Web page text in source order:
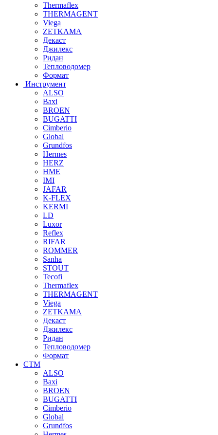
Thermaflex
THERMAGENT
Viega
ZETKAMA
Декаст
Джилекс
Ридан
Тепловодомер
Формат
Инструмент
ALSO
Baxi
BROEN
BUGATTI
Cimberio
Global
Grundfos
Hermes
HERZ
HME
IMI
JAFAR
K-FLEX
KERMI
LD
Luxor
Reflex
RIFAR
ROMMER
Sanha
STOUT
Tecofi
Thermaflex
THERMAGENT
Viega
ZETKAMA
Декаст
Джилекс
Ридан
Тепловодомер
Формат
СТМ
ALSO
Baxi
BROEN
BUGATTI
Cimberio
Global
Grundfos